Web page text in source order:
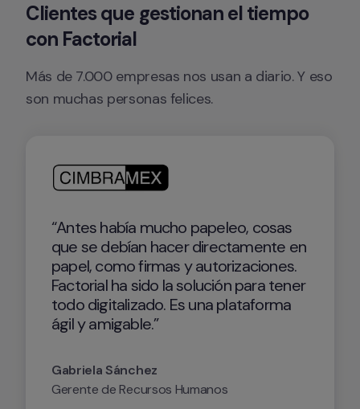
Clientes que gestionan el tiempo
con Factorial
Más de 7.000 empresas nos usan a diario. Y eso
son muchas personas felices.
“Antes había mucho papeleo, cosas
que se debían hacer directamente en
papel, como firmas y autorizaciones.
Factorial ha sido la solución para tener
todo digitalizado. Es una plataforma
ágil y amigable.”
Gabriela Sánchez
Gerente de Recursos Humanos